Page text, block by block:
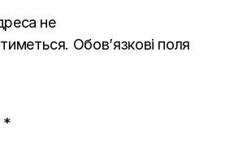
не
Обов’язкові поля